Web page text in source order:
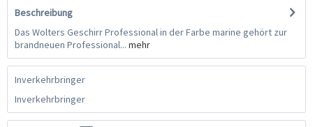
Beschreibung
Das Wolters Geschirr Professional in der Farbe marine gehört zur
brandneuen Professional... mehr
Inverkehrbringer
Inverkehrbringer